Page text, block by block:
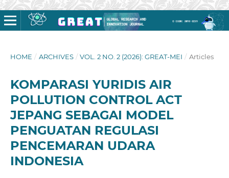
HOME / ARCHIVES / VOL. 2 NO. 2 (2026): GREAT-MEI / Articles
KOMPARASI YURIDIS AIR
POLLUTION CONTROL ACT
JEPANG SEBAGAI MODEL
PENGUATAN REGULASI
PENCEMARAN UDARA
INDONESIA